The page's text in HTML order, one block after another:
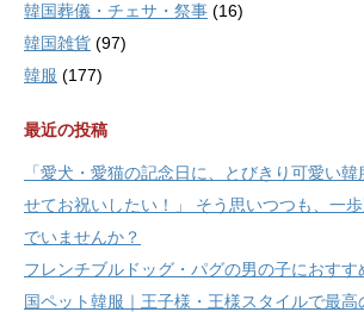
韓国葬儀・チェサ・祭事 (16)
韓国雑貨 (97)
韓服 (177)
最近の投稿
「愛犬・愛猫の記念日に、とびきり可愛い
せてお祝いしたい！」 そう思いつつも、一
でいませんか？
フレンチブルドッグ・パグの男の子におす
国ペット韓服｜王子様・王様スタイルで最高